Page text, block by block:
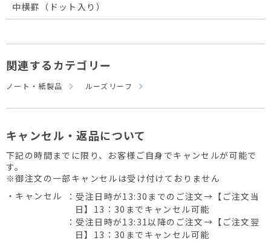
中横罫（ドット入り）
関連するカテゴリー
ノート・紙製品 ルーズリーフ
キャンセル・返品について
下記の時間までに限り、お客様ご自身でキャンセルが可能で
す。
※御注文の一部キャンセルは受け付けておりません
・キャンセル
：受注日時が13:30までのご注文→【ご注文当
日】13：30までキャンセル可能
：受注日時が13:31以降のご注文→【ご注文翌
日】13：30までキャンセル可能